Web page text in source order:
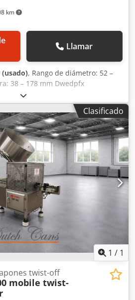
km
Llamar
, Rango de diámetro: 52 –
38 – 178 mm Dwedpfx
de producción: 150 uds/min
Clasificado
1 / 1
twist-off
mobile twist-